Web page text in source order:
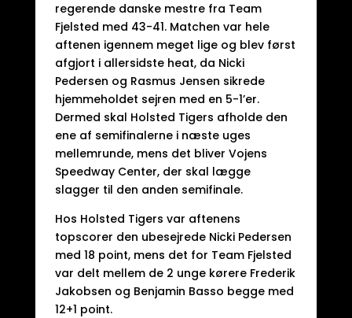
regerende danske mestre fra Team
Fjelsted med 43-41. Matchen var hele
aftenen igennem meget lige og blev først
afgjort i allersidste heat, da Nicki
Pedersen og Rasmus Jensen sikrede
hjemmeholdet sejren med en 5-1’er.
Dermed skal Holsted Tigers afholde den
ene af semifinalerne i næste uges
mellemrunde, mens det bliver Vojens
Speedway Center, der skal lægge
slagger til den anden semifinale.
Hos Holsted Tigers var aftenens
topscorer den ubesejrede Nicki Pedersen
med 18 point, mens det for Team Fjelsted
var delt mellem de 2 unge kørere Frederik
Jakobsen og Benjamin Basso begge med
12+1 point.